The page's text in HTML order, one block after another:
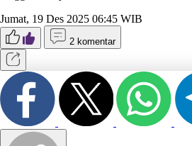
Jumat, 19 Des 2025 06:45 WIB
2 komentar